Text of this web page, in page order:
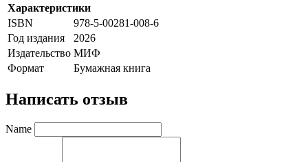
Характеристики
ISBN
978-5-00281-008-6
Год издания
2026
Издательство МИФ
Формат
Бумажная книга
Написать отзыв
Name